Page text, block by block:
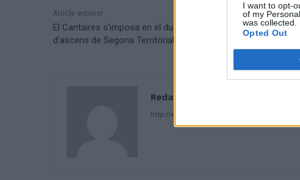
I want to opt-
of my
was collected.
Opted Out
Article anterior
El Cantaires s’imposa en el duel de filials de la fase
d’ascens de Segona Territorial
Redacció
http://ebresports.cat